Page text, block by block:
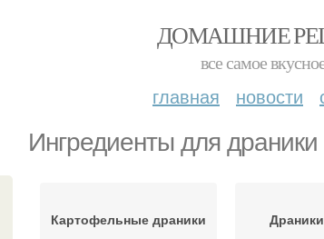
ДОМАШНИЕ
все самое
главная новости
Ингредиенты для драники
Картофельные драники